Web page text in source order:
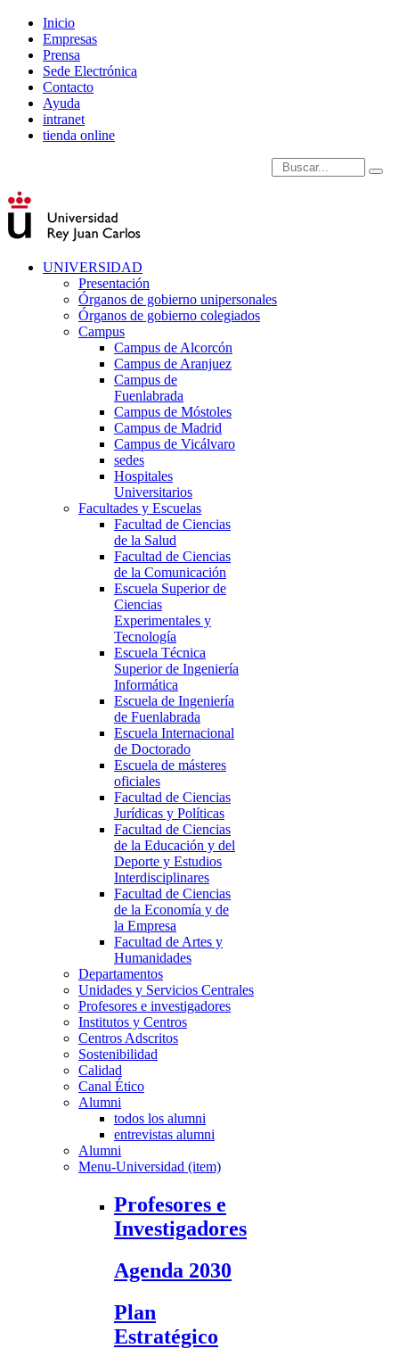
Inicio
Empresas
Prensa
Sede Electrónica
Contacto
Ayuda
intranet
tienda online
Introduce términos de
UNIVERSIDAD
Presentación
Órganos de gobierno unipersonales
Órganos de gobierno colegiados
Campus
Campus de Alcorcón
Campus de Aranjuez
Campus de
Fuenlabrada
Campus de Móstoles
Campus de Madrid
Campus de Vicálvaro
sedes
Hospitales
Universitarios
Facultades y Escuelas
Facultad de Ciencias
de la Salud
Facultad de Ciencias
de la Comunicación
Escuela Superior de
Ciencias
Experimentales y
Tecnología
Escuela Técnica
Superior de Ingeniería
Informática
Escuela de Ingeniería
de Fuenlabrada
Escuela Internacional
de Doctorado
Escuela de másteres
oficiales
Facultad de Ciencias
Jurídicas y Políticas
Facultad de Ciencias
de la Educación y del
Deporte y Estudios
Interdisciplinares
Facultad de Ciencias
de la Economía y de
la Empresa
Facultad de Artes y
Humanidades
Departamentos
Unidades y Servicios Centrales
Profesores e investigadores
Institutos y Centros
Centros Adscritos
Sostenibilidad
Calidad
Canal Ético
Alumni
todos los alumni
entrevistas alumni
Alumni
Menu-Universidad (item)
Profesores e
Investigadores
Agenda 2030
Plan
Estratégico